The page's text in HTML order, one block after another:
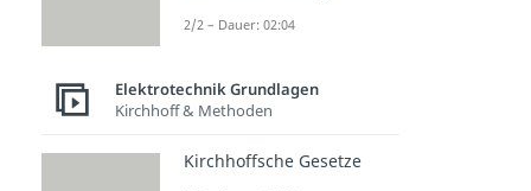
2/2 – Dauer: 02:04
Elektrotechnik Grundlagen
Kirchhoff & Methoden
Kirchhoffsche Gesetze